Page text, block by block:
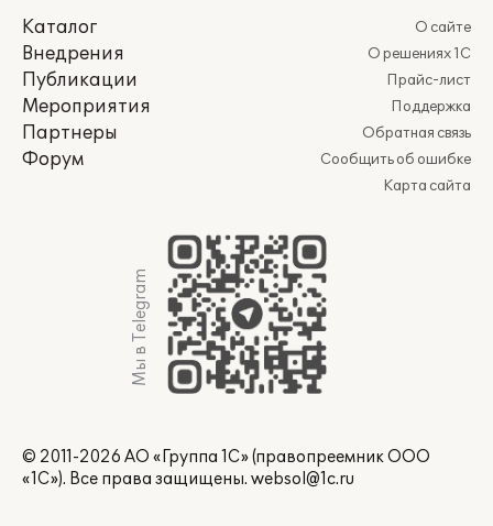
Каталог
Внедрения
Публикации
Мероприятия
Партнеры
Форум
О сайте
О решениях 1С
Прайс-лист
Поддержка
Обратная связь
Сообщить об ошибке
Карта сайта
Мы в Telegram
© 2011-2026 АО «Группа 1С» (правопреемник ООО
«1С»). Все права защищены. websol@1c.ru